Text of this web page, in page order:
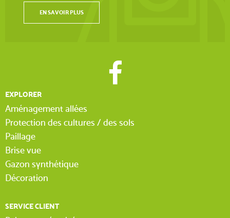
EN SAVOIR PLUS
EXPLORER
Aménagement allées
Protection des cultures / des sols
Paillage
Brise vue
Gazon synthétique
Décoration
SERVICE CLIENT